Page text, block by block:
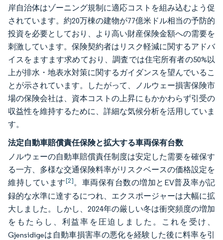
岸自治体はゾーニング規制に適応コストを組み込むよう促
されています。約20万棟の建物が77億米ドル相当の予防的
投資を必要としており、より高い財産保険金額への需要を
刺激しています。保険契約者はリスク軽減に関するアドバ
イスをますます求めており、調査では住宅所有者の50%以
上が排水・地表水対策に関するガイダンスを望んでいるこ
とが示されています。したがって、ノルウェー損害保険市
場の保険会社は、資本コストの上昇にもかかわらず引受の
収益性を維持するために、詳細な気候分析を活用していま
す。
法定自動車賠償責任保険と拡大する車両保有台数
ノルウェーの自動車賠償責任制度は安定した需要を確保す
る一方、多様な交通保険料率がリスクベースの価格設定を
維持しています[2]。車両保有台数の増加とEV普及率が記
録的な水準に達するにつれ、エクスポージャーは大幅に拡
大しました。しかし、2024年の厳しい冬は衝突頻度の増加
をもたらし、利益率を圧迫しました。これを受け、
Gjensidigeは自動車損害率の悪化を経験した後に料率を引